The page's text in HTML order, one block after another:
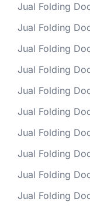
Jual Folding
Jual Folding
Jual Folding
Jual Folding
Jual Folding
Jual Folding
Jual Folding
Jual Folding
Jual Folding
Jual Folding